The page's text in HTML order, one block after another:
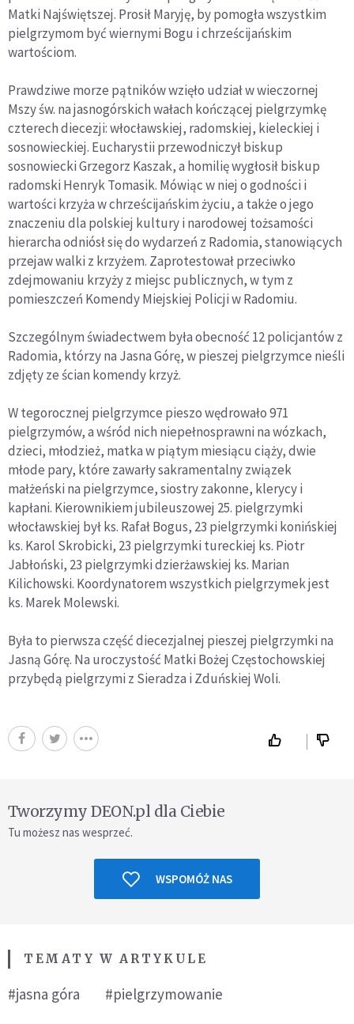
Matki Najświętszej. Prosił Maryję, by pomogła wszystkim
pielgrzymom być wiernymi Bogu i chrześcijańskim
wartościom.
Prawdziwe morze pątników wzięło udział w wieczornej
Mszy św. na jasnogórskich wałach kończącej pielgrzymkę
czterech diecezji: włocławskiej, radomskiej, kieleckiej i
sosnowieckiej. Eucharystii przewodniczył biskup
sosnowiecki Grzegorz Kaszak, a homilię wygłosił biskup
radomski Henryk Tomasik. Mówiąc w niej o godności i
wartości krzyża w chrześcijańskim życiu, a także o jego
znaczeniu dla polskiej kultury i narodowej tożsamości
hierarcha odniósł się do wydarzeń z Radomia, stanowiących
przejaw walki z krzyżem. Zaprotestował przeciwko
zdejmowaniu krzyży z miejsc publicznych, w tym z
pomieszczeń Komendy Miejskiej Policji w Radomiu.
Szczególnym świadectwem była obecność 12 policjantów z
Radomia, którzy na Jasna Górę, w pieszej pielgrzymce nieśli
zdjęty ze ścian komendy krzyż.
W tegorocznej pielgrzymce pieszo wędrowało 971
pielgrzymów, a wśród nich niepełnosprawni na wózkach,
dzieci, młodzież, matka w piątym miesiącu ciąży, dwie
młode pary, które zawarły sakramentalny związek
małżeński na pielgrzymce, siostry zakonne, klerycy i
kapłani. Kierownikiem jubileuszowej 25. pielgrzymki
włocławskiej był ks. Rafał Bogus, 23 pielgrzymki konińskiej
ks. Karol Skrobicki, 23 pielgrzymki tureckiej ks. Piotr
Jabłoński, 23 pielgrzymki dzierżawskiej ks. Marian
Kilichowski. Koordynatorem wszystkich pielgrzymek jest
ks. Marek Molewski.
Była to pierwsza część diecezjalnej pieszej pielgrzymki na
Jasną Górę. Na uroczystość Matki Bożej Częstochowskiej
przybędą pielgrzymi z Sieradza i Zduńskiej Woli.
Tworzymy DEON.pl dla Ciebie
Tu możesz nas wesprzeć.
WSPOMÓŻ NAS
TEMATY W ARTYKULE
#jasna góra #pielgrzymowanie